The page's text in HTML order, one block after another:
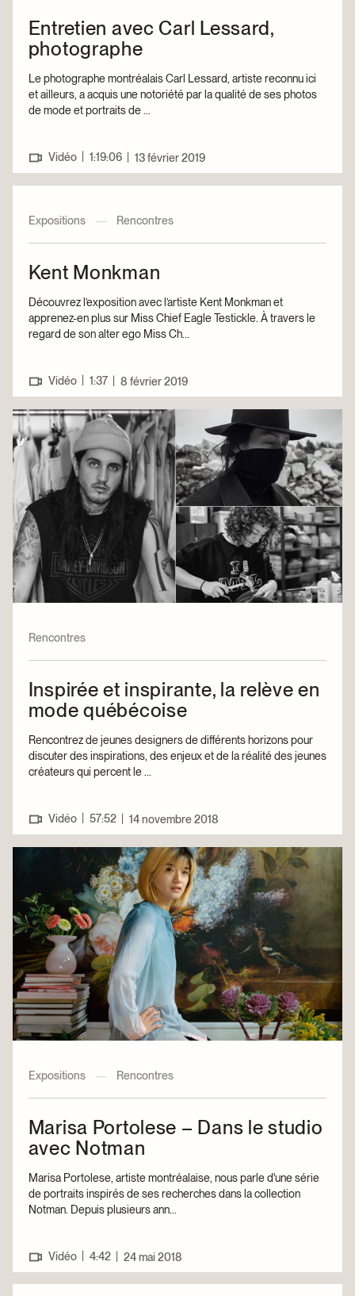
Entretien avec Carl Lessard,
photographe
Le photographe montréalais Carl Lessard, artiste reconnu ici
et ailleurs, a acquis une notoriété par la qualité de ses photos
de mode et portraits de ...
Vidéo 1:19:06 13 février 2019
Expositions — Rencontres
Kent Monkman
Découvrez l’exposition avec l’artiste Kent Monkman et
apprenez-en plus sur Miss Chief Eagle Testickle. À travers le
regard de son alter ego Miss Ch...
Vidéo 1:37 8 février 2019
Rencontres
Inspirée et inspirante, la relève en
mode québécoise
Rencontrez de jeunes designers de différents horizons pour
discuter des inspirations, des enjeux et de la réalité des jeunes
créateurs qui percent le ...
Vidéo 57:52 14 novembre 2018
Expositions — Rencontres
Marisa Portolese – Dans le studio
avec Notman
Marisa Portolese, artiste montréalaise, nous parle d'une série
de portraits inspirés de ses recherches dans la collection
Notman. Depuis plusieurs ann...
Vidéo 4:42 24 mai 2018